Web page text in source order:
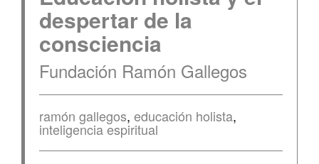
despertar de la
consciencia
Fundación Ramón Gallegos
ramón gallegos, educación holista,
inteligencia espiritual